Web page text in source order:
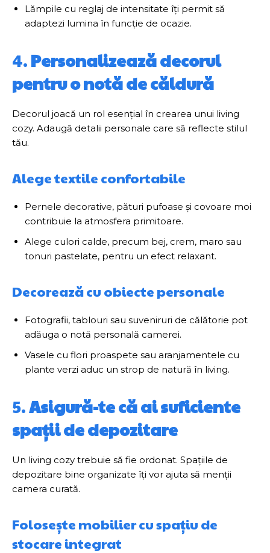
Lămpile cu reglaj de intensitate îți permit să
adaptezi lumina în funcție de ocazie.
4.Personalizează decorul
pentru o notă de căldură
Decorul joacă un rol esențial în crearea unui living
cozy. Adaugă detalii personale care să reflecte stilul
tău.
Alege textile confortabile
Pernele decorative, pături pufoase și covoare moi
contribuie la atmosfera primitoare.
Alege culori calde, precum bej, crem, maro sau
tonuri pastelate, pentru un efect relaxant.
Decorează cu obiecte personale
Fotografii, tablouri sau suveniruri de călătorie pot
adăuga o notă personală camerei.
Vasele cu flori proaspete sau aranjamentele cu
plante verzi aduc un strop de natură în living.
5.Asigură-te că ai suficiente
spații de depozitare
Un living cozy trebuie să fie ordonat. Spațiile de
depozitare bine organizate îți vor ajuta să menții
camera curată.
Folosește mobilier cu spațiu de
stocare integrat